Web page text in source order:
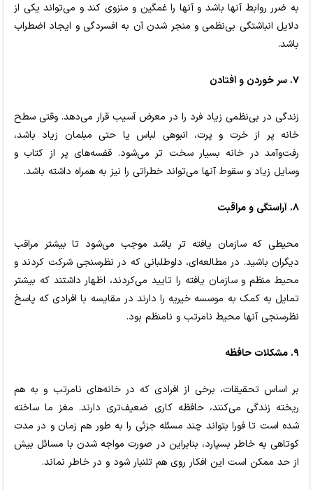
به ضرر روابط آنها باشد و آنها را غمگین و منزوی کند و می‌تواند یکی از
دلایل انباشتگی بی‌نظمی و منجر شدن آن به افسردگی و ایجاد اضطراب
باشد.
۷. سر خوردن و افتادن
زندگی در بی‌نظمی زیاد فرد را در معرض آسیب قرار می‌دهد. وقتی سطح
خانه پر از خرت و پرت، انبوهی لباس یا حتی مبلمان زیاد باشد،
رفت‌وآمد در خانه بسیار سخت تر می‌شود. قفسه‌های پر از کتاب و
وسایل زیاد و سقوط آنها می‌تواند خطراتی را نیز به همراه داشته باشد.
۸. آراستگی و مراقبت
محیطی که سازمان یافته تر باشد موجب می‌شود تا بیشتر مراقب
دیگران باشید. در مطالعه‌ای، داوطلبانی که در نظرسنجی شرکت کردند و
محیط منظم و سازمان یافته را تایید می‌کردند، اظهار داشتند که بیشتر
تمایل به کمک به موسسه خیریه را دارند در مقایسه با افرادی که پاسخ
نظرسنجی آنها محیط نامرتب و نامنظم بود.
۹. مشکلات حافظه
بر اساس تحقیقات، برخی از افرادی که در خانه‌های نامرتب و به هم
ریخته زندگی می‌کنند، حافظه کاری ضعیف‌تری دارند. مغز ما ساخته
شده است تا فورا بتواند چند مسئله جزئی را به طور هم زمان و در مدت
کوتاهی به خاطر بسپارد، بنابراین در صورت مواجه شدن با مسائل بیش
از حد ممکن است این افکار روی هم تلنبار شود و در خاطر نماند.